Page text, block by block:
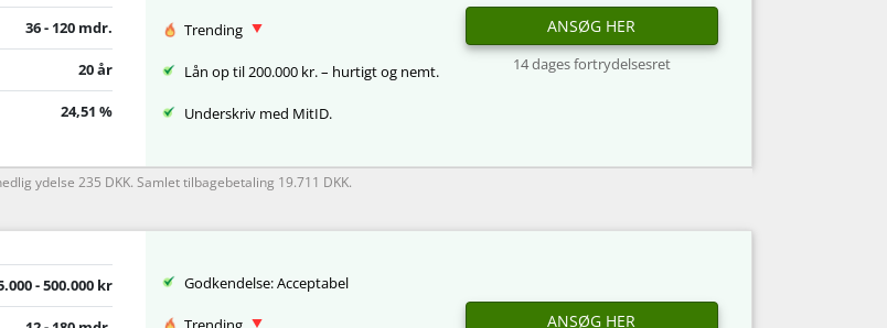
36 - 120 mdr.
20 år
24,51 %
Trending
Lån op til 200.000 kr. – hurtigt og nemt.
Underskriv med MitID.
ANSØG HER
14 dages fortrydelsesret
ydelse 235 DKK. Samlet tilbagebetaling 19.711 DKK.
- 500.000 kr Godkendelse: Acceptabel
ANSØG HER